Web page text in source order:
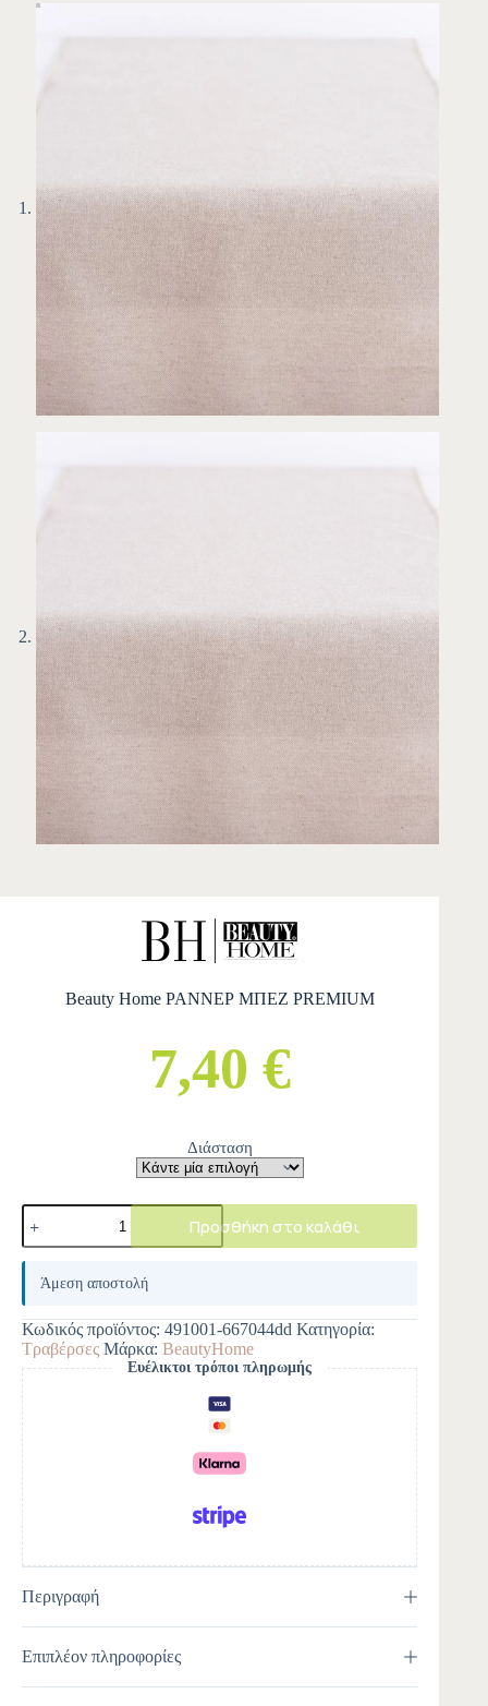
Beauty Home ΡΑΝΝΕΡ ΜΠΕΖ PREMIUM
7,40 €
Διάσταση
Προσθήκη στο καλάθι
A
e
r
n
a
t
i
v
e
:
Άμεση αποστολή
Κωδικός προϊόντος: 491001-667044dd Κατηγορία:
Τραβέρσες Μάρκα: BeautyHome
Ευέλικτοι τρόποι πληρωμής
Περιγραφή
Επιπλέον πληροφορίες